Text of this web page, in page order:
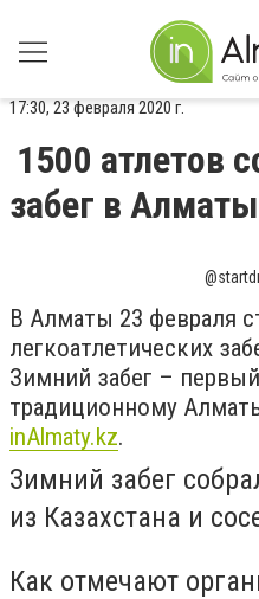
17:30, 23 февраля 2020 г.
1500 атлетов
забег в Алматы
В Алматы 23 февраля
легкоатлетических
Зимний забег –
традиционному
inAlmaty.kz.
Зимний забег
из Казахстана и
Как отмечают